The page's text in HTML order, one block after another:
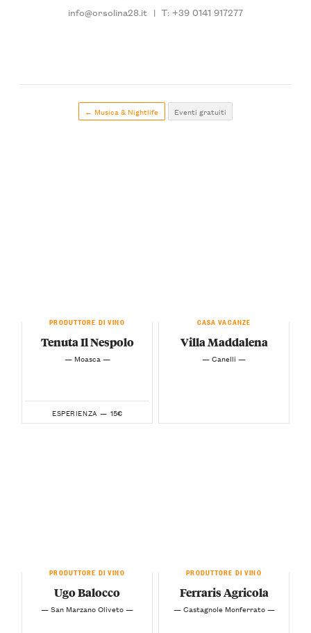
info@orsolina28.it | T: +39 0141 917277
← Musica & Nightlife Eventi gratuiti
PRODUTTORE DI VINO
Tenuta Il Nespolo
— Moasca —
ESPERIENZA — 15€
CASA VACANZE
Villa Maddalena
— Canelli —
PRODUTTORE DI VINO
Ugo Balocco
— San Marzano Oliveto —
PRODUTTORE DI VINO
Ferraris Agricola
— Castagnole Monferrato —